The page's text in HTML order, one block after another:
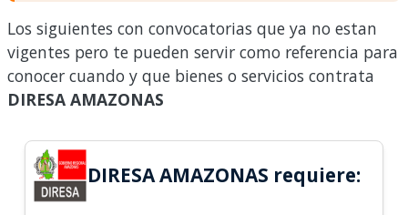
Los siguientes con convocatorias que ya no estan
vigentes pero te pueden servir como referencia para
conocer cuando y que bienes o servicios contrata
DIRESA AMAZONAS
DIRESA AMAZONAS requiere: